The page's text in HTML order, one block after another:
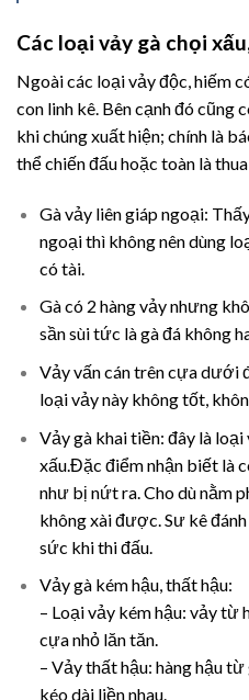
Các loại vảy gà chọi
Ngoài các loại vảy độc, hiếm
con linh kê. Bên cạnh đó cũng
khi chúng xuất hiện; chính là
thể chiến đấu hoặc toàn là
Gà vảy liên giáp ngoại:
ngoại thì không nên dùng
có tài.
Gà có 2 hàng vảy nhưng
sần sùi tức là gà đá không
Vảy vấn cán trên cựa dưới
loại vảy này không tốt,
Vảy gà khai tiền: đây là
xấu.Đặc điểm nhận biết là
như bị nứt ra. Cho dù nằm
không xài được. Sư kê
sức khi thi đấu.
Vảy gà kém hậu, thất hậu:
– Loại vảy kém hậu: vảy từ
cựa nhỏ lăn tăn.
– Vảy thất hậu: hàng hậu
kéo dài liền nhau.